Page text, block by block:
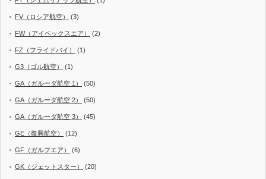
FV（ロシア航空） (3)
FW（アイベックスエア） (2)
FZ（フライドバイ） (1)
G3（ゴル航空） (1)
GA（ガルーダ航空 1） (50)
GA（ガルーダ航空 2） (50)
GA（ガルーダ航空 3） (45)
GE（復興航空） (12)
GF（ガルフエア） (6)
GK（ジェットスター） (20)